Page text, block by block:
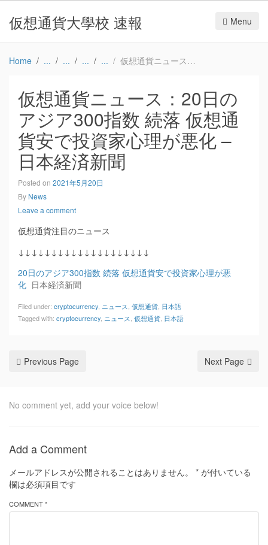
仮想通貨大學校 速報 Menu
Home 仮想通貨ニュース：20日のアジア300指数 続落 仮想通貨安で投資家心理が悪化 – 日本経済新聞
仮想通貨ニュース：20日の
アジア300指数 続落 仮想通
貨安で投資家心理が悪化 –
日本経済新聞
Posted on 2021年5月20日
By News
Leave a comment
仮想通貨注目のニュース
↓↓↓↓↓↓↓↓↓↓↓↓↓↓↓↓↓↓↓↓
20日のアジア300指数 続落 仮想通貨安で投資家心理が悪
化 日本経済新聞
Filed under: cryptocurrency ニュース 仮想通貨 日本語
Tagged with: cryptocurrency ニュース 仮想通貨 日本語
Previous Page Next Page
No comment yet, add your voice below!
Add a Comment
メールアドレスが公開されることはありません。 * が付いている
欄は必須項目です
COMMENT *